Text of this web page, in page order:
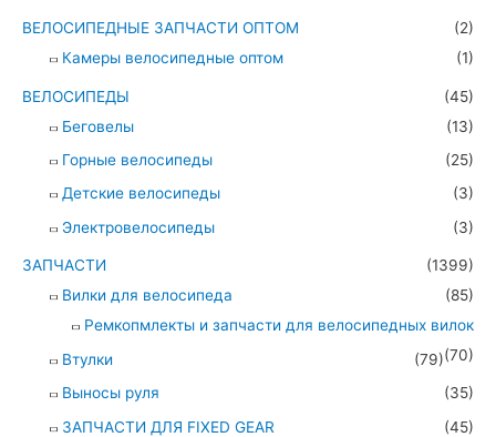
ВЕЛОСИПЕДНЫЕ ЗАПЧАСТИ ОПТОМ
(2)
Камеры велосипедные оптом
(1)
ВЕЛОСИПЕДЫ
(45)
Беговелы
(13)
Горные велосипеды
(25)
Детские велосипеды
(3)
Электровелосипеды
(3)
ЗАПЧАСТИ
(1399)
Вилки для велосипеда
(85)
Ремкопмлекты и запчасти для велосипедных вилок
(70)
Втулки
(79)
Выносы руля
(35)
ЗАПЧАСТИ ДЛЯ FIXED GEAR
(45)